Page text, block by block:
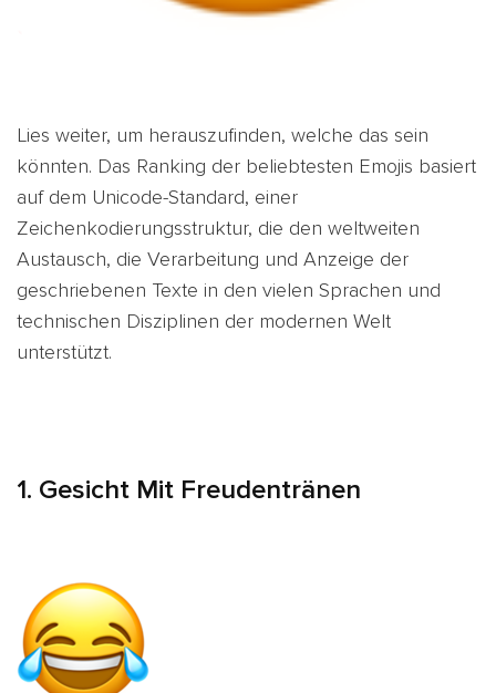
Lies weiter, um herauszufinden, welche das sein
könnten. Das Ranking der beliebtesten Emojis basiert
auf dem Unicode-Standard, einer
Zeichenkodierungsstruktur, die den weltweiten
Austausch, die Verarbeitung und Anzeige der
geschriebenen Texte in den vielen Sprachen und
technischen Disziplinen der modernen Welt
unterstützt.
1. Gesicht Mit Freudentränen